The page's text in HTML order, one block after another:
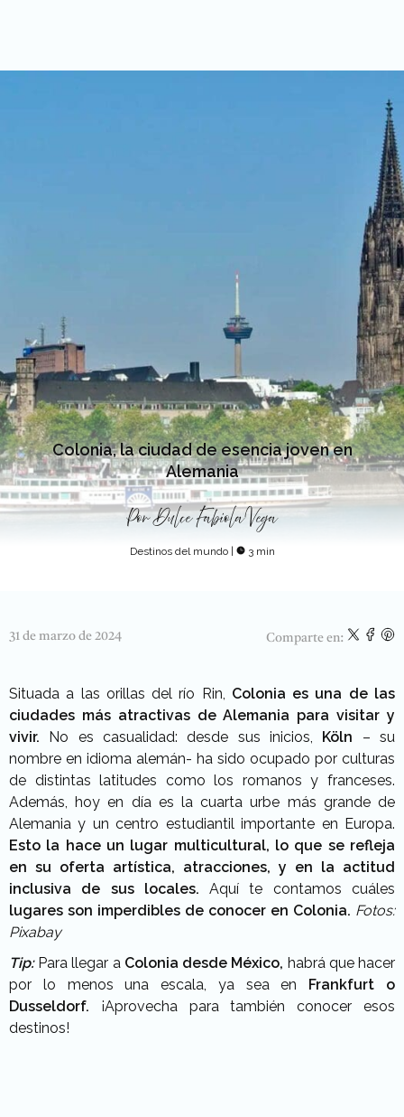
Colonia, la ciudad de esencia joven en
Alemania
PorDulce Fabiola Vega
Destinos del mundo 3 min
31 de marzo de 2024 Comparte en:
Situada a las orillas del río Rin, Colonia es una de las
ciudades más atractivas de Alemania para visitar y
vivir. No es casualidad: desde sus inicios, Köln – su
nombre en idioma alemán- ha sido ocupado por culturas
de distintas latitudes como los romanos y franceses.
Además, hoy en día es la cuarta urbe más grande de
Alemania y un centro estudiantil importante en Europa.
Esto la hace un lugar multicultural, lo que se refleja
en su oferta artística, atracciones, y en la actitud
inclusiva de sus locales. Aquí te contamos cuáles
lugares son imperdibles de conocer en Colonia. Fotos:
Pixabay
Tip: Para llegar a Colonia desde México, habrá que hacer
por lo menos una escala, ya sea en Frankfurt o
Dusseldorf. ¡Aprovecha para también conocer esos
destinos!